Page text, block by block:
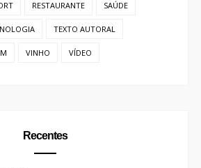
RESTAURANTE SAÚDE
TEXTO AUTORAL
VINHO VÍDEO
Recentes